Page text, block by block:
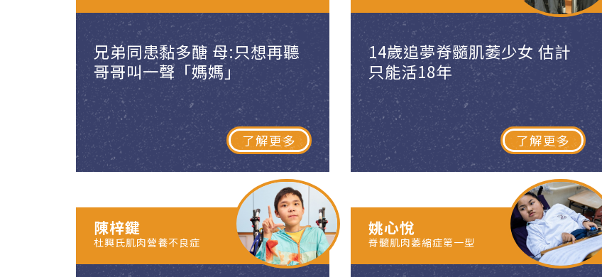
兄弟同患黏多醣 母:只想再聽
哥哥叫一聲「媽媽」
了解更多
14歲追夢脊髓肌萎少女 估計
只能活18年
了解更多
陳梓鍵
杜興氏肌肉營養不良症
姚心悅
脊髓肌肉萎縮症第一型